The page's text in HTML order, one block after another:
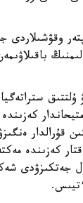
وقۋشىلاردى
قۇرالدار
كەزىندە
جەتكىزۋدى